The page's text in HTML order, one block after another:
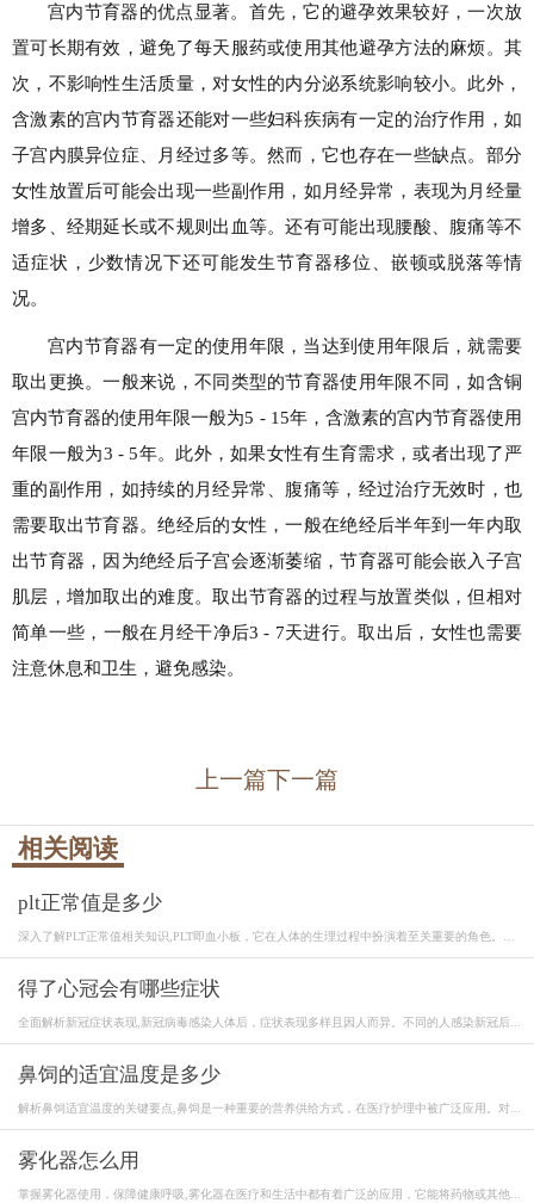
宫内节育器的优点显著。首先，它的避孕效果较好，一次放
置可长期有效，避免了每天服药或使用其他避孕方法的麻烦。其
次，不影响性生活质量，对女性的内分泌系统影响较小。此外，
含激素的宫内节育器还能对一些妇科疾病有一定的治疗作用，如
子宫内膜异位症、月经过多等。然而，它也存在一些缺点。部分
女性放置后可能会出现一些副作用，如月经异常，表现为月经量
增多、经期延长或不规则出血等。还有可能出现腰酸、腹痛等不
适症状，少数情况下还可能发生节育器移位、嵌顿或脱落等情
况。
宫内节育器有一定的使用年限，当达到使用年限后，就需要
取出更换。一般来说，不同类型的节育器使用年限不同，如含铜
宫内节育器的使用年限一般为5 - 15年，含激素的宫内节育器使用
年限一般为3 - 5年。此外，如果女性有生育需求，或者出现了严
重的副作用，如持续的月经异常、腹痛等，经过治疗无效时，也
需要取出节育器。绝经后的女性，一般在绝经后半年到一年内取
出节育器，因为绝经后子宫会逐渐萎缩，节育器可能会嵌入子宫
肌层，增加取出的难度。取出节育器的过程与放置类似，但相对
简单一些，一般在月经干净后3 - 7天进行。取出后，女性也需要
注意休息和卫生，避免感染。
上一篇下一篇
相关阅读
plt正常值是多少
深入了解PLT正常值相关知识,PLT即血小板，它在人体的生理过程中扮演着至关重要的角色。血
得了心冠会有哪些症状
全面解析新冠症状表现,新冠病毒感染人体后，症状表现多样且因人而异。不同的人感染新冠后...
鼻饲的适宜温度是多少
解析鼻饲适宜温度的关键要点,鼻饲是一种重要的营养供给方式，在医疗护理中被广泛应用。对...
雾化器怎么用
掌握雾化器使用，保障健康呼吸,雾化器在医疗和生活中都有着广泛的应用，它能将药物或其他...